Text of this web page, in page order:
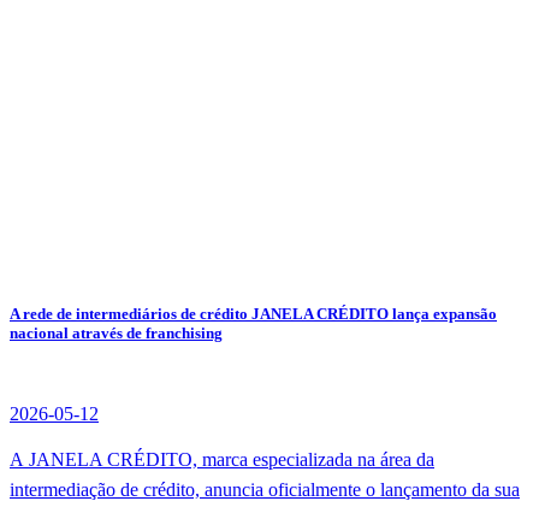
A rede de intermediários de crédito JANELA CRÉDITO lança expansão
nacional através de franchising
2026-05-12
A JANELA CRÉDITO, marca especializada na área da
intermediação de crédito, anuncia oficialmente o lançamento da sua